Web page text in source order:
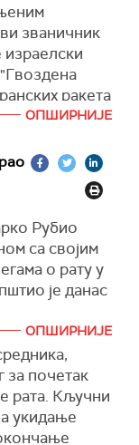
да "замене
агресије
против
претњи,
данас
правни
селективно
од
да било
игнорише
и директну
режим у
да
званичник
израелски
ракета
Емирате.
рекао је
ОПШИРНИЈЕ
Рубио
са својим
о рату у
је данас
Вонг,
Индо-
ОПШИРНИЈЕ
за почетак
рата. Кључни
укидање